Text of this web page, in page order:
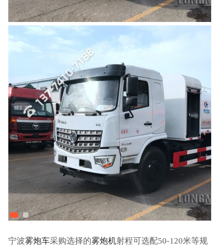
宁波雾炮车采购选择的雾炮机射程可选配50-120米等规